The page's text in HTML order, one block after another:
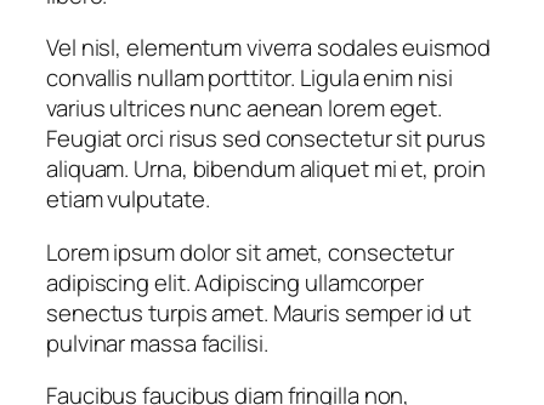
Vel nisl, elementum viverra sodales euismod
convallis nullam porttitor. Ligula enim nisi
varius ultrices nunc aenean lorem eget.
Feugiat orci risus sed consectetur sit purus
aliquam. Urna, bibendum aliquet mi et, proin
etiam vulputate.
Lorem ipsum dolor sit amet, consectetur
adipiscing elit. Adipiscing ullamcorper
senectus turpis amet. Mauris semper id ut
pulvinar massa facilisi.
Faucibus faucibus diam fringilla non,